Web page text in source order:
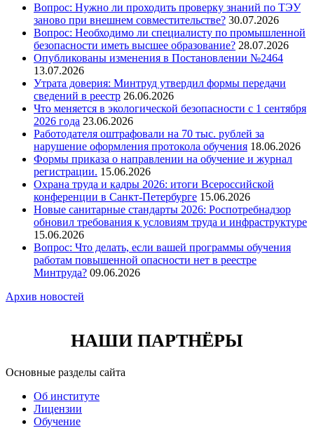
Вопрос: Нужно ли проходить проверку знаний по ТЭУ
заново при внешнем совместительстве? 30.07.2026
Вопрос: Необходимо ли специалисту по промышленной
безопасности иметь высшее образование? 28.07.2026
Опубликованы изменения в Постановлении №2464
13.07.2026
Утрата доверия: Минтруд утвердил формы передачи
сведений в реестр 26.06.2026
Что меняется в экологической безопасности с 1 сентября
2026 года 23.06.2026
Работодателя оштрафовали на 70 тыс. рублей за
нарушение оформления протокола обучения 18.06.2026
Формы приказа о направлении на обучение и журнал
регистрации. 15.06.2026
Охрана труда и кадры 2026: итоги Всероссийской
конференции в Санкт-Петербурге 15.06.2026
Новые санитарные стандарты 2026: Роспотребнадзор
обновил требования к условиям труда и инфраструктуре
15.06.2026
Вопрос: Что делать, если вашей программы обучения
работам повышенной опасности нет в реестре
Минтруда? 09.06.2026
Архив новостей
НАШИ ПАРТНЁРЫ
Основные разделы сайта
Об институте
Лицензии
Обучение